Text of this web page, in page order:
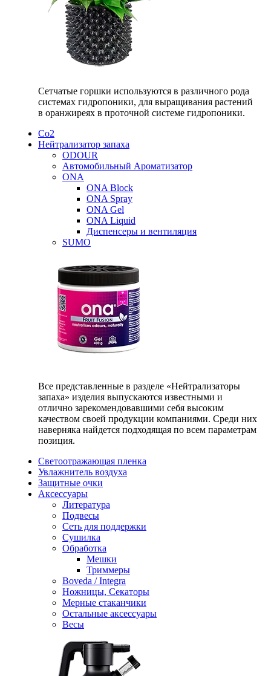
Сетчатые горшки используются в различного рода
системах гидропоники, для выращивания растений
в оранжиреях в проточной системе гидропоники.
Со2
Нейтрализатор запаха
ODOUR
Автомобильный Ароматизатор
ONA
ONA Block
ONA Spray
ONA Gel
ONA Liquid
Диспенсеры и вентиляция
SUMO
Все представленные в разделе «Нейтрализаторы
запаха» изделия выпускаются известными и
отлично зарекомендовавшими себя высоким
качеством своей продукции компаниями. Среди них
наверняка найдется подходящая по всем параметрам
позиция.
Светоотражающая пленка
Увлажнитель воздуха
Защитные очки
Аксессуары
Литература
Подвесы
Сеть для поддержки
Сушилка
Обработка
Мешки
Триммеры
Boveda / Integra
Ножницы, Секаторы
Мерные стаканчики
Остальные аксессуары
Весы